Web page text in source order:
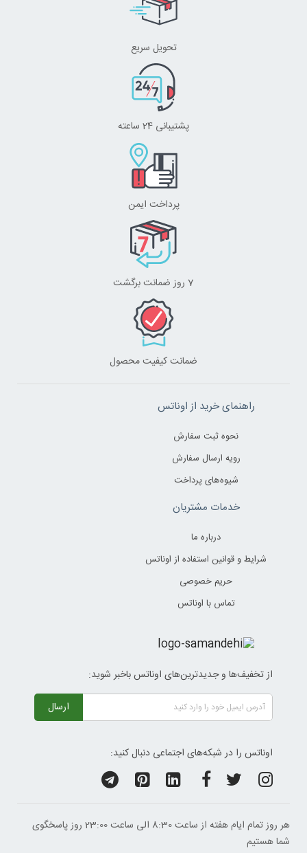
تحویل سریع
پشتیبانی 24 ساعته
پرداخت ایمن
7 روز ضمانت برگشت
ضمانت کیفیت محصول
راهنمای خرید از اوناتس
نحوه ثبت سفارش
رویه ارسال سفارش
شیوه‌های پرداخت
خدمات مشتریان
درباره ما
شرایط و قوانین استفاده از اوناتس
حریم خصوصی
تماس با اوناتس
از تخفیف‌ها و جدیدترین‌های اوناتس باخبر شوید:
ارسال
اوناتس را در شبکه‌های اجتماعی دنبال کنید:
هر روز تمام ایام هفته از ساعت 8:30 الی ساعت 23:00 ‌روز پاسخگوی
شما هستیم